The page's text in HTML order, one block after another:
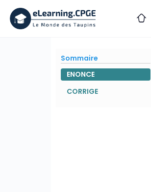
Sommaire
ENONCE
CORRIGE